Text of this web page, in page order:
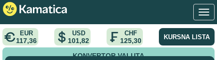
EUR
117,36
USD
101,82
CHF
125,30 KURSNA LISTA
KONVERTOR VALUTA